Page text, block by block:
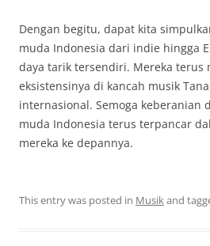
Dengan begitu, dapat kita
muda Indonesia dari indie hingga
daya tarik tersendiri. Mereka terus
eksistensinya di kancah musik
internasional. Semoga keberanian
muda Indonesia terus terpancar
mereka ke depannya.
This entry was posted in Musikand